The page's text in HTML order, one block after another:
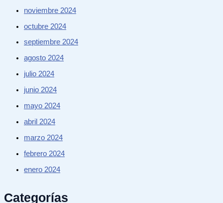
noviembre 2024
octubre 2024
septiembre 2024
agosto 2024
julio 2024
junio 2024
mayo 2024
abril 2024
marzo 2024
febrero 2024
enero 2024
Categorías